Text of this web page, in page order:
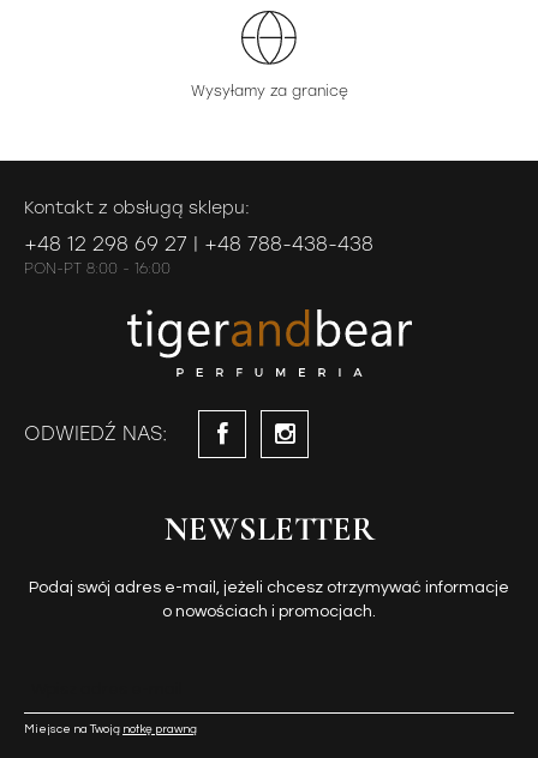
Wysyłamy za granicę
Kontakt z obsługą sklepu:
+48 12 298 69 27 | +48 788-438-438
PON-PT 8:00 - 16:00
ODWIEDŹ NAS:
NEWSLETTER
Podaj swój adres e-mail, jeżeli chcesz otrzymywać informacje
o nowościach i promocjach.
Miejsce na Twoją notkę prawną